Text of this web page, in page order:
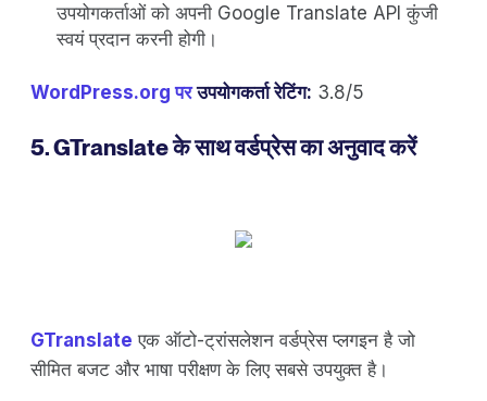
उपयोगकर्ताओं को अपनी Google Translate API कुंजी
स्वयं प्रदान करनी होगी।
WordPress.org पर उपयोगकर्ता रेटिंग: 3.8/5
5. GTranslate के साथ वर्डप्रेस का अनुवाद करें
GTranslate एक ऑटो-ट्रांसलेशन वर्डप्रेस प्लगइन है जो
सीमित बजट और भाषा परीक्षण के लिए सबसे उपयुक्त है।